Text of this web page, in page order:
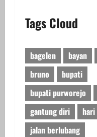
Tags Cloud
bagelen bayan
bruno
bupati
bupati purworejo
gantung diri
jalan berlubang